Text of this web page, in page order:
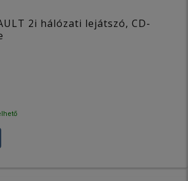
2i hálózati lejátszó, CD-